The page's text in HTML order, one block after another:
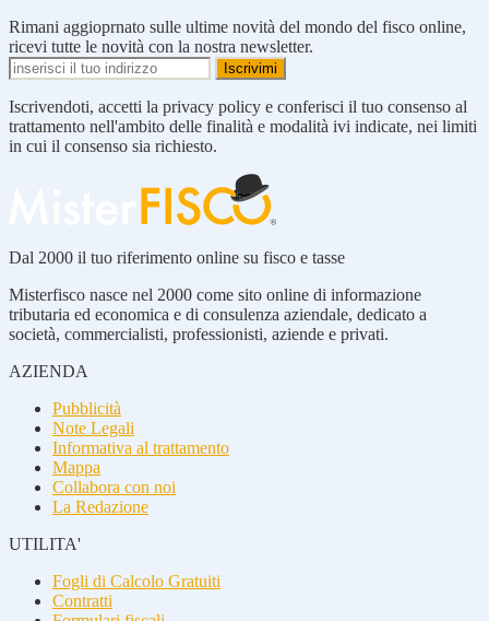
Rimani aggioprnato sulle ultime novità del mondo del fisco online,
ricevi tutte le novità con la nostra newsletter.
Iscrivendoti, accetti la privacy policy e conferisci il tuo consenso al
trattamento nell'ambito delle finalità e modalità ivi indicate, nei limiti
in cui il consenso sia richiesto.
Dal 2000 il tuo riferimento online su fisco e tasse
Misterfisco nasce nel 2000 come sito online di informazione
tributaria ed economica e di consulenza aziendale, dedicato a
società, commercialisti, professionisti, aziende e privati.
AZIENDA
Pubblicità
Note Legali
Informativa al trattamento
Mappa
Collabora con noi
La Redazione
UTILITA'
Fogli di Calcolo Gratuiti
Contratti